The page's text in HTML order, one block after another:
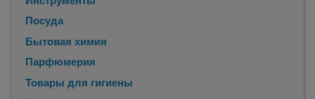
Посуда
Бытовая химия
Парфюмерия
Товары для гигиены